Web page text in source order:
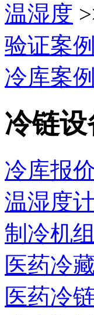
温湿度
验证案例
冷库案例
冷链设
冷库报
温湿度
制冷机组
医药冷
医药冷